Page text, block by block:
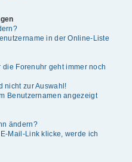
in der Online-Liste
Forenuhr geht immer noch
nicht zur Auswahl!
Benutzernamen angezeigt
ändern?
Mail-Link klicke, werde ich